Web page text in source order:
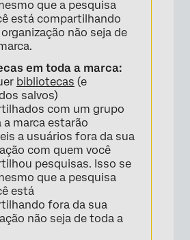
que a pesquisa
está compartilhando
não seja de
em toda a marca:
bibliotecas (e
salvos)
com um grupo
a marca estarão
a usuários fora da sua
com quem você
pesquisas. Isso se
que a pesquisa
está
fora da sua
não seja de toda a